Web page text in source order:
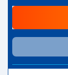
курсують інші
завершує